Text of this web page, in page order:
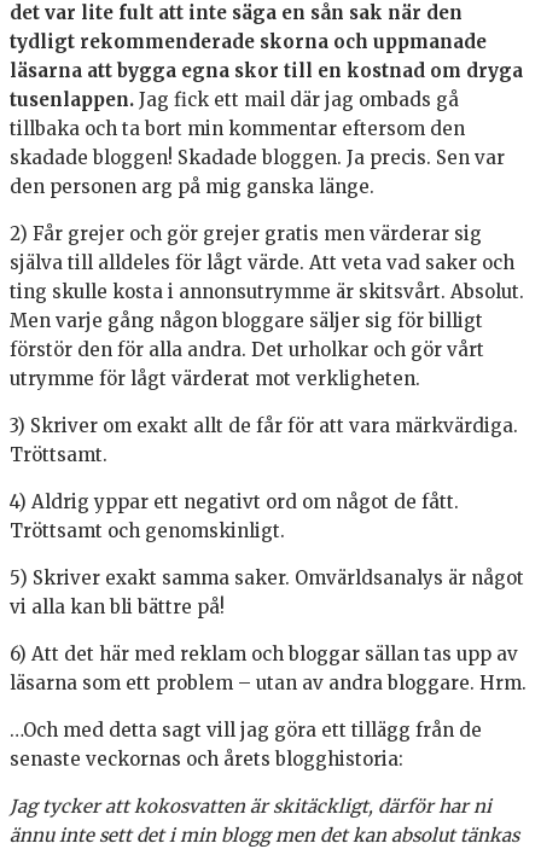
det var lite fult att inte säga en sån sak när den
tydligt rekommenderade skorna och uppmanade
läsarna att bygga egna skor till en kostnad om dryga
tusenlappen. Jag fick ett mail där jag ombads gå
tillbaka och ta bort min kommentar eftersom den
skadade bloggen! Skadade bloggen. Ja precis. Sen var
den personen arg på mig ganska länge.
2) Får grejer och gör grejer gratis men värderar sig
själva till alldeles för lågt värde. Att veta vad saker och
ting skulle kosta i annonsutrymme är skitsvårt. Absolut.
Men varje gång någon bloggare säljer sig för billigt
förstör den för alla andra. Det urholkar och gör vårt
utrymme för lågt värderat mot verkligheten.
3) Skriver om exakt allt de får för att vara märkvärdiga.
Tröttsamt.
4) Aldrig yppar ett negativt ord om något de fått.
Tröttsamt och genomskinligt.
5) Skriver exakt samma saker. Omvärldsanalys är något
vi alla kan bli bättre på!
6) Att det här med reklam och bloggar sällan tas upp av
läsarna som ett problem – utan av andra bloggare. Hrm.
…Och med detta sagt vill jag göra ett tillägg från de
senaste veckornas och årets blogghistoria:
Jag tycker att kokosvatten är skitäckligt, därför har ni
ännu inte sett det i min blogg men det kan absolut tänkas